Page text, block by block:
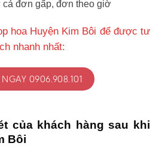
cả đơn gấp, đơn theo giờ
hoa Huyện Kim Bôi để được tư
nhanh nhất:
0906.908.101
của khách hàng sau khi
Bôi